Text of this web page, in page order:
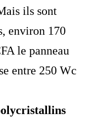
ils sont
environ 170
le panneau
entre 250 Wc